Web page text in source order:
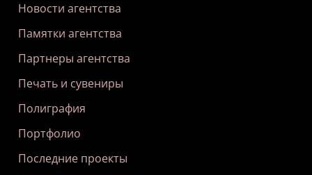
Новости агентства
Памятки агентства
Партнеры агентства
Печать и сувениры
Полиграфия
Портфолио
Последние проекты